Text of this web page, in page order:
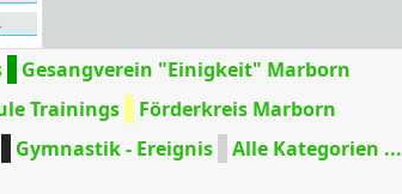
Gesangverein "Einigkeit" Marborn
Trainings
Förderkreis Marborn
Gymnastik - Ereignis Alle Kategorien ...